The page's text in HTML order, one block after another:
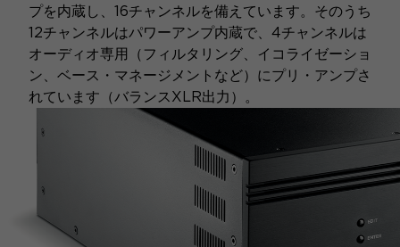
プを内蔵し、16チャンネルを備えています。そのうち
12チャンネルはパワーアンプ内蔵で、4チャンネルは
オーディオ専用（フィルタリング、イコライゼーショ
ン、ベース・マネージメントなど）にプリ・アンプさ
れています（バランスXLR出力）。